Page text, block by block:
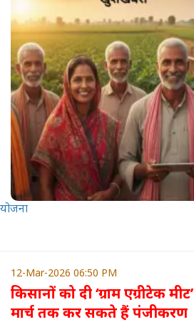
योजना
12-Mar-2026 06:50 PM
किसानों को दी ‘ग्राम एग्रीटेक
मार्च तक कर सकते हैं पंजीकरण